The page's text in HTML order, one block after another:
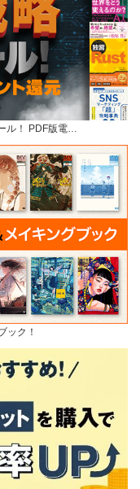
ル！ PDF版電…
ック！